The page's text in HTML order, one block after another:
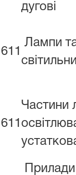
дугові
Лампи
Частини
Прилади